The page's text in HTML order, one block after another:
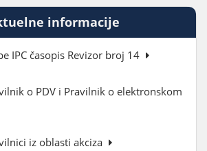
informacije
IPC časopis Revizor broj 14
o PDV i Pravilnik o elektronskom
iz oblasti akciza